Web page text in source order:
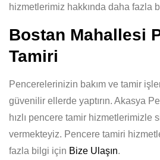
hizmetlerimiz hakkında daha fazla
Bostan Mahallesi
Tamiri
Pencerelerinizin bakım ve tamir
güvenilir ellerde yaptırın. Akasya
hızlı pencere tamir hizmetlerimizle
vermekteyiz. Pencere tamiri
fazla bilgi için Bize Ulaşın.